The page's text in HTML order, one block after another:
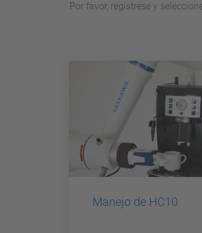
Por favor, regístrese y
Manejo de HC10